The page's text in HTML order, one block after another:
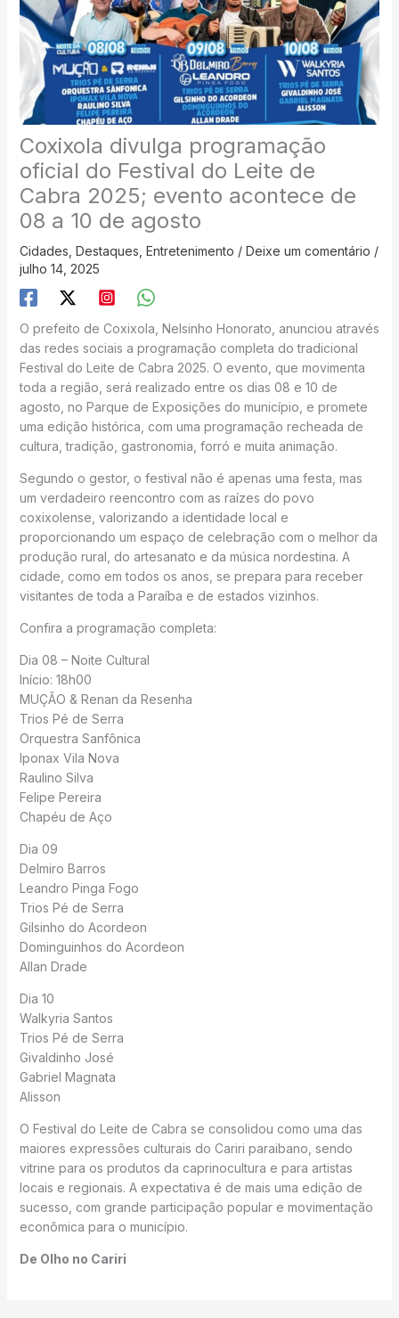
Coxixola divulga programação
oficial do Festival do Leite de
Cabra 2025; evento acontece de
08 a 10 de agosto
Cidades Destaques Entretenimento / Deixe um comentário /
julho 14, 2025
O prefeito de Coxixola, Nelsinho Honorato, anunciou através
das redes sociais a programação completa do tradicional
Festival do Leite de Cabra 2025. O evento, que movimenta
toda a região, será realizado entre os dias 08 e 10 de
agosto, no Parque de Exposições do município, e promete
uma edição histórica, com uma programação recheada de
cultura, tradição, gastronomia, forró e muita animação.
Segundo o gestor, o festival não é apenas uma festa, mas
um verdadeiro reencontro com as raízes do povo
coxixolense, valorizando a identidade local e
proporcionando um espaço de celebração com o melhor da
produção rural, do artesanato e da música nordestina. A
cidade, como em todos os anos, se prepara para receber
visitantes de toda a Paraíba e de estados vizinhos.
Confira a programação completa:
Dia 08 – Noite Cultural
Início: 18h00
MUÇÃO & Renan da Resenha
Trios Pé de Serra
Orquestra Sanfônica
Iponax Vila Nova
Raulino Silva
Felipe Pereira
Chapéu de Aço
Dia 09
Delmiro Barros
Leandro Pinga Fogo
Trios Pé de Serra
Gilsinho do Acordeon
Dominguinhos do Acordeon
Allan Drade
Dia 10
Walkyria Santos
Trios Pé de Serra
Givaldinho José
Gabriel Magnata
Alisson
O Festival do Leite de Cabra se consolidou como uma das
maiores expressões culturais do Cariri paraibano, sendo
vitrine para os produtos da caprinocultura e para artistas
locais e regionais. A expectativa é de mais uma edição de
sucesso, com grande participação popular e movimentação
econômica para o município.
De Olho no Cariri